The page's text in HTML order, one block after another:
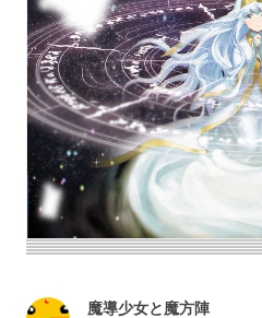
魔導少女と魔方陣